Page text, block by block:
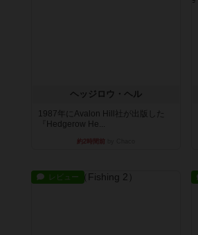
ヘッジロウ・ヘル
1987年にAvalon Hill社が出版した
『Hedgerow He...
約2時間前
レビュー